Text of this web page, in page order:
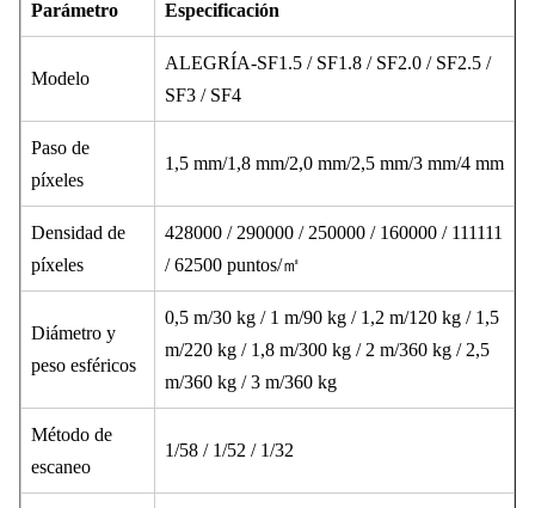
Parámetro Especificación
Modelo
ALEGRÍA-SF1.5 / SF1.8 / SF2.0 / SF2.5 /
SF3 / SF4
Paso de
píxeles
1,5 mm/1,8 mm/2,0 mm/2,5 mm/3 mm/4 mm
Densidad de
píxeles
428000 / 290000 / 250000 / 160000 / 111111
/ 62500 puntos/㎡
Diámetro y
peso esféricos
0,5 m/30 kg / 1 m/90 kg / 1,2 m/120 kg / 1,5
m/220 kg / 1,8 m/300 kg / 2 m/360 kg / 2,5
m/360 kg / 3 m/360 kg
Método de
escaneo
1/58 / 1/52 / 1/32